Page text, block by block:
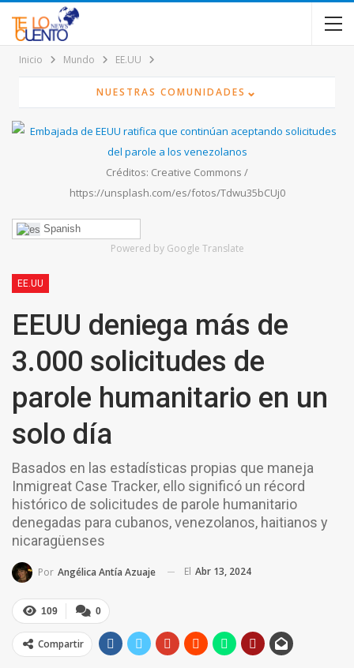
Inicio Mundo EE.UU
NUESTRAS COMUNIDADES ⌄
Créditos: Creative Commons /
https://unsplash.com/es/fotos/Tdwu35bCUj0
Spanish
Powered by Google Translate
EE.UU
EEUU deniega más de
3.000 solicitudes de
parole humanitario en un
solo día
Basados en las estadísticas propias que maneja
Inmigreat Case Tracker, ello significó un récord
histórico de solicitudes de parole humanitario
denegadas para cubanos, venezolanos, haitianos y
nicaragüenses
Por Angélica Antía Azuaje El Abr 13, 2024
0
109
Compartir